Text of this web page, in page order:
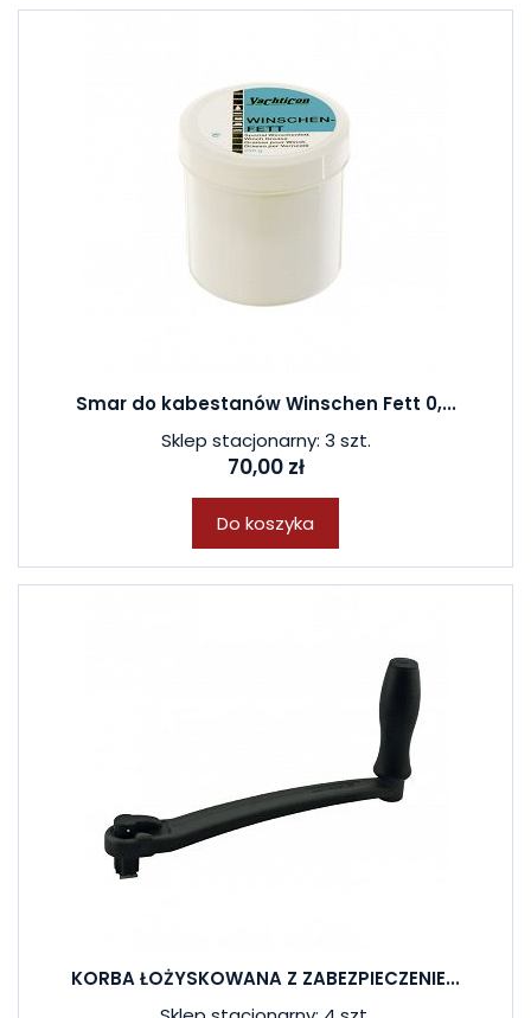
Smar do kabestanów Winschen Fett 0,...
Sklep stacjonarny: 3 szt.
70,00 zł
Do koszyka
KORBA ŁOŻYSKOWANA Z ZABEZPIECZENIE...